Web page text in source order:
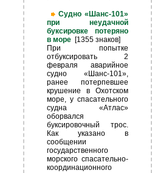
Судно «Шанс-101»
при неудачной
буксировке потеряно
в море [1355 знаков]
При попытке
отбуксировать 2
февраля аварийное
судно «Шанс-101»,
ранее потерпевшее
крушение в Охотском
море, у спасательного
судна «Атлас»
оборвался
буксировочный трос.
Как указано в
сообщении
государственного
морского спасательно-
координационного